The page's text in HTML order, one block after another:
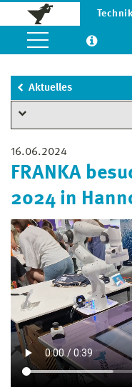
Aktuelles
16.06.2024
FRANKA
2024 in